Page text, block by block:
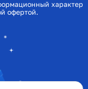
характер
офертой.